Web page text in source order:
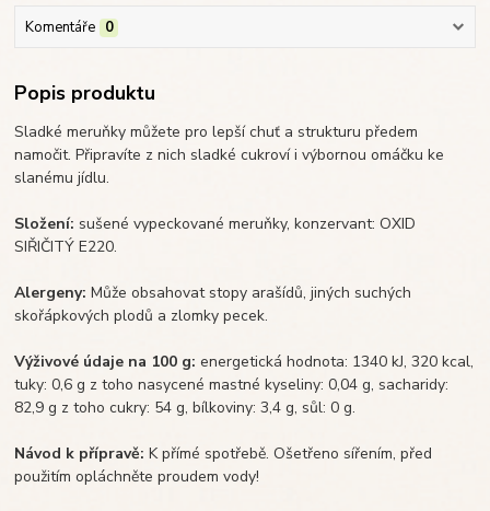
Komentáře 0
Popis produktu
Sladké meruňky můžete pro lepší chuť a strukturu předem
namočit. Připravíte z nich sladké cukroví i výbornou omáčku ke
slanému jídlu.
Složení: sušené vypeckované meruňky, konzervant: OXID
SIŘIČITÝ E220.
Alergeny:Může obsahovat stopy arašídů, jiných suchých
skořápkových plodů a zlomky pecek.
Výživové údaje na 100 g:energetická hodnota: 1340 kJ, 320 kcal,
tuky: 0,6 g z toho nasycené mastné kyseliny: 0,04 g, sacharidy:
82,9 g z toho cukry: 54 g, bílkoviny: 3,4 g, sůl: 0 g.
Návod k přípravě:K přímé spotřebě. Ošetřeno sířením, před
použitím opláchněte proudem vody!